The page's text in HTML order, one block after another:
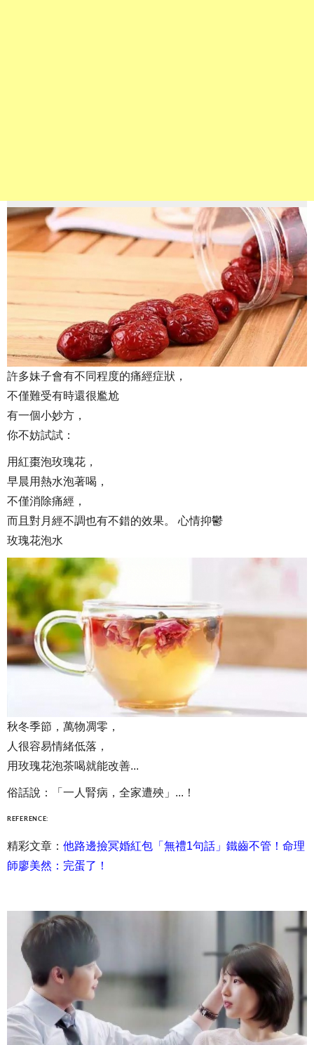
許多妹子會有不同程度的痛經症狀，
不僅難受有時還很尷尬
有一個小妙方，
你不妨試試：
用紅棗泡玫瑰花，
早晨用熱水泡著喝，
不僅消除痛經，
而且對月經不調也有不錯的效果。 心情抑鬱
玫瑰花泡水
秋冬季節，萬物凋零，
人很容易情緒低落，
用玫瑰花泡茶喝就能改善...
俗話說：「一人腎病，全家遭殃」...！
REFERENCE:
精彩文章： 他路邊撿冥婚紅包「無禮1句話」鐵齒不管！命理
師廖美然：完蛋了！